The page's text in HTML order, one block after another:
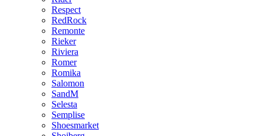
Respect
RedRock
Remonte
Rieker
Riviera
Romer
Romika
Salomon
SandM
Selesta
Semplise
Shoesmarket